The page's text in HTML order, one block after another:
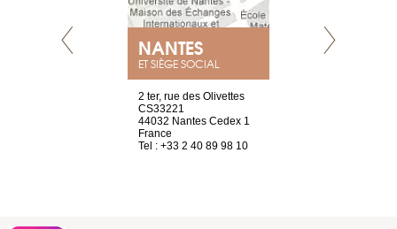
NANTES
ET SIÈGE SOCIAL
2 ter, rue des Olivettes
CS33221
44032 Nantes Cedex 1
France
Tel : +33 2 40 89 98 10